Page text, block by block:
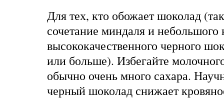
Для тех, кто обожает шоколад
сочетание миндаля и небольшого
высококачественного черного
или больше). Избегайте
обычно очень много сахара.
черный шоколад снижает